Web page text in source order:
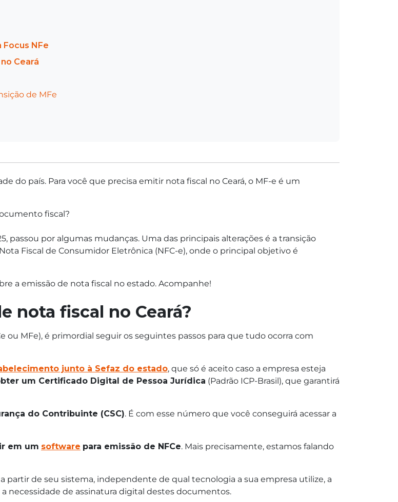
NFe
Ceará
de MFe
do país. Para você que precisa emitir nota fiscal no Ceará, o MF-e é um
fiscal?
passou por algumas mudanças. Uma das principais alterações é a transição
Fiscal de Consumidor Eletrônica (NFC-e), onde o principal objetivo é
a emissão de nota fiscal no estado. Acompanhe!
nota fiscal no Ceará?
MFe), é primordial seguir os seguintes passos para que tudo ocorra com
junto à Sefaz do estado, que só é aceito caso a empresa esteja
um Certificado Digital de Pessoa Jurídica (Padrão ICP-Brasil), que garantirá
do Contribuinte (CSC). É com esse número que você conseguirá acessar a
em um software para emissão de NFCe. Mais precisamente, estamos falando
de seu sistema, independente de qual tecnologia a sua empresa utilize, a
necessidade de assinatura digital destes documentos.